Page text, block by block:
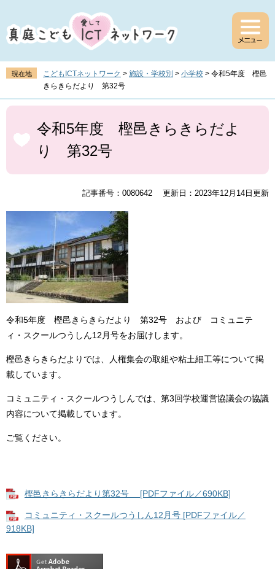
ジ
の
頭
す
。
ュ
ー
飛
し
て
現在地 こどもICTネットワーク > 施設・学校別 > 小学校 > 令和5年度 樫邑
きらきらだより 第32号
本
令和5年度 樫邑きらきらだよ
り 第32号
記事番号：0080642 更新日：2023年12月14日更新
令和5年度 樫邑きらきらだより 第32号 および コミュニテ
ィ・スクールつうしん12月号をお届けします。
樫邑きらきらだよりでは、人権集会の取組や粘土細工等について掲
載しています。
コミュニティ・スクールつうしんでは、第3回学校運営協議会の協議
内容について掲載しています。
ご覧ください。
樫邑きらきらだより第32号 [PDFファイル／690KB]
コミュニティ・スクールつうしん12月号 [PDFファイル／
918KB]